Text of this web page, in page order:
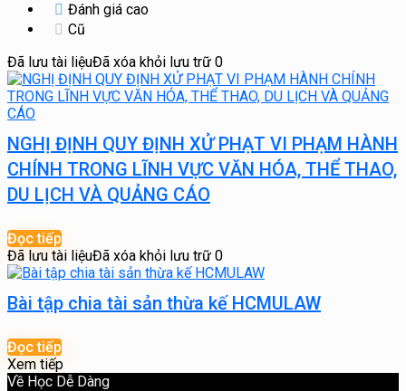
Đánh giá cao
Cũ
Đã lưu tài liệuĐã xóa khỏi lưu trữ 0
NGHỊ ĐỊNH QUY ĐỊNH XỬ PHẠT VI PHẠM HÀNH
CHÍNH TRONG LĨNH VỰC VĂN HÓA, THỂ THAO,
DU LỊCH VÀ QUẢNG CÁO
Đọc tiếp
Đã lưu tài liệuĐã xóa khỏi lưu trữ 0
Bài tập chia tài sản thừa kế HCMULAW
Đọc tiếp
Xem tiếp
Về Học Dễ Dàng